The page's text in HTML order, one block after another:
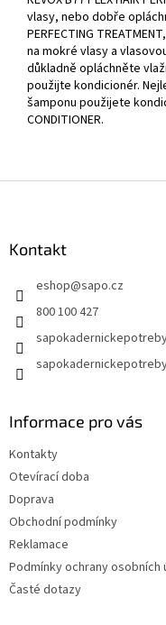
vlasy, nebo dobře
PERFECTING
na mokré vlasy a
důkladně opláchněte
použijte kondicionér.
šamponu použijete
CONDITIONER.
Kontakt
eshop@sapo.cz
800 100 427
Informace pro vás
Kontakty
Otevírací doba
Doprava
Obchodní podmínky
Reklamace
Podmínky ochrany osobních
Časté dotazy